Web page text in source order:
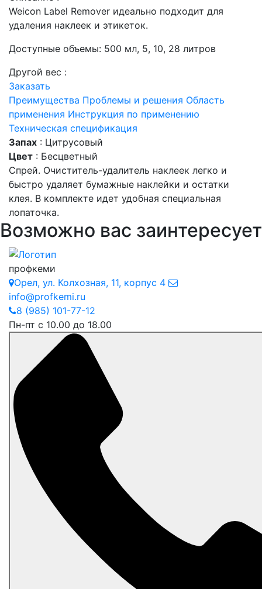
Weicon Label Remover идеально подходит для
удаления наклеек и этикеток.
Доступные объемы: 500 мл, 5, 10, 28 литров
Другой вес :
Заказать
Преимущества Проблемы и решения Область
применения Инструкция по применению
Техническая спецификация
Запах : Цитрусовый
Цвет : Бесцветный
Спрей. Очиститель-удалитель наклеек легко и
быстро удаляет бумажные наклейки и остатки
клея. В комплекте идет удобная специальная
лопаточка.
Возможно вас заинтересует
профкеми
Орел, ул. Колхозная, 11, корпус 4
info@profkemi.ru
8 (985) 101-77-12
Пн-пт с 10.00 до 18.00